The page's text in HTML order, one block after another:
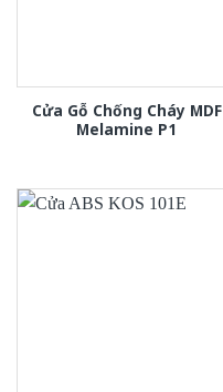
Cửa Gỗ Chống Cháy MDF
Melamine P1